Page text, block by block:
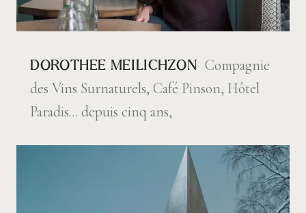
DOROTHEE MEILICHZON Compagnie
des Vins Surnaturels, Café Pinson, Hôtel
Paradis… depuis cinq ans,